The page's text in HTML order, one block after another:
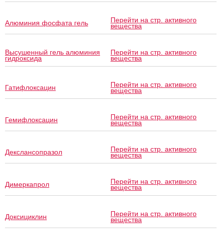
Алюминия фосфата гель Перейти на стр. активного
вещества
Высушенный гель алюминия
гидроксида
Перейти на стр. активного
вещества
Гатифлоксацин Перейти на стр. активного
вещества
Гемифлоксацин Перейти на стр. активного
вещества
Декслансопразол Перейти на стр. активного
вещества
Димеркапрол Перейти на стр. активного
вещества
Доксициклин Перейти на стр. активного
вещества